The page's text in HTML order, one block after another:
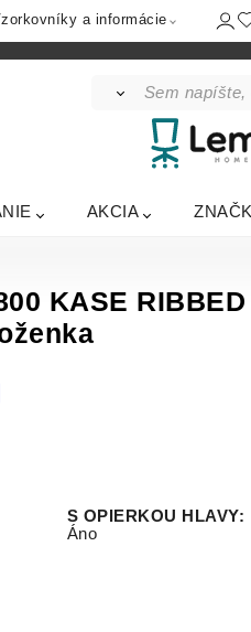
a informácie
AKCIA
KASE RIBBED
S OPIERKOU HLAVY:
Áno